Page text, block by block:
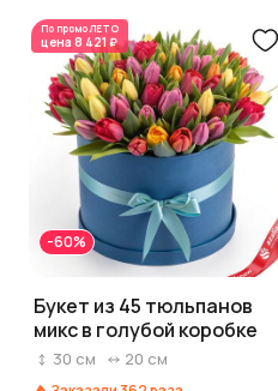
По промоЛЕТО
цена 8 421 ₽
-60%
Букет из 45 тюльпанов
микс в голубой коробке
30 см 20 см